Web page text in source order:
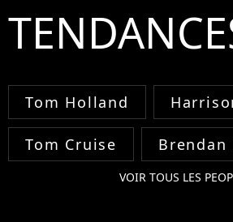
Tom Holland
Tom Cruise Brendan
VOIR TOUS LES